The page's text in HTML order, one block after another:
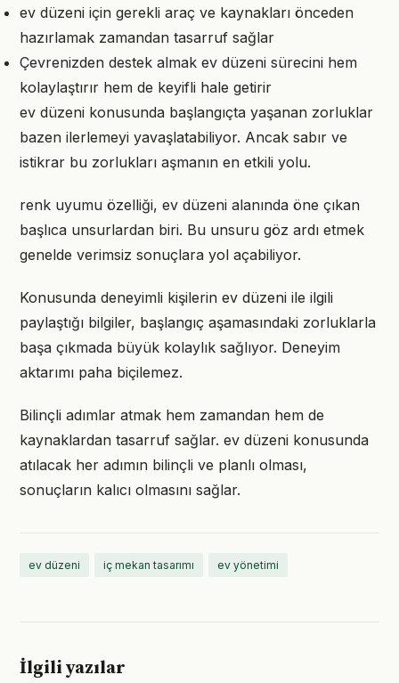
ev düzeni için gerekli araç ve kaynakları önceden
hazırlamak zamandan tasarruf sağlar
Çevrenizden destek almak ev düzeni sürecini hem
kolaylaştırır hem de keyifli hale getirir
ev düzeni konusunda başlangıçta yaşanan zorluklar
bazen ilerlemeyi yavaşlatabiliyor. Ancak sabır ve
istikrar bu zorlukları aşmanın en etkili yolu.
renk uyumu özelliği, ev düzeni alanında öne çıkan
başlıca unsurlardan biri. Bu unsuru göz ardı etmek
genelde verimsiz sonuçlara yol açabiliyor.
Konusunda deneyimli kişilerin ev düzeni ile ilgili
paylaştığı bilgiler, başlangıç aşamasındaki zorluklarla
başa çıkmada büyük kolaylık sağlıyor. Deneyim
aktarımı paha biçilemez.
Bilinçli adımlar atmak hem zamandan hem de
kaynaklardan tasarruf sağlar. ev düzeni konusunda
atılacak her adımın bilinçli ve planlı olması,
sonuçların kalıcı olmasını sağlar.
ev düzeni iç mekan tasarımı ev yönetimi
İlgili yazılar